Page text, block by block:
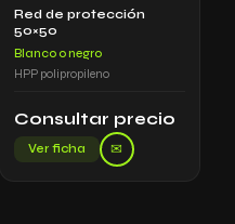
Red de protección
50×50
Blanco o negro
HPP polipropileno
Consultar precio
Ver ficha ✉